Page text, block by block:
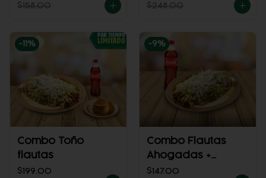
$158.00
$248.00
-11 %
Combo Toño
flautas
$199.00
-9%
Combo Flautas
Ahogadas +
Refresco
$147.00